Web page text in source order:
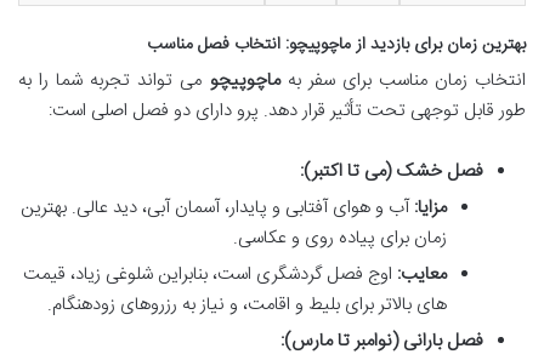
بهترین زمان برای بازدید از ماچوپیچو: انتخاب فصل مناسب
انتخاب زمان مناسب برای سفر بهماچوپیچو می تواند تجربه شما را به
طور قابل توجهی تحت تأثیر قرار دهد. پرو دارای دو فصل اصلی است:
فصل خشک (می تا اکتبر):
مزایا:آب و هوای آفتابی و پایدار، آسمان آبی، دید عالی. بهترین
زمان برای پیاده روی و عکاسی.
معایب: اوج فصل گردشگری است، بنابراین شلوغی زیاد، قیمت
های بالاتر برای بلیط و اقامت، و نیاز به رزروهای زودهنگام.
فصل بارانی (نوامبر تا مارس):